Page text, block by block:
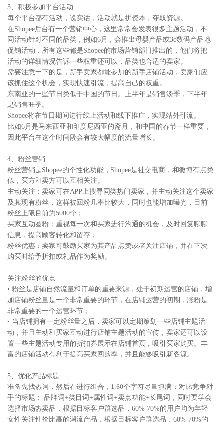
3、积极参加平台活动
每个平台都有活动，说实话，活动就是拼资本，夺取资源。
在Shopee后台有一个营销中心，这里常常会发表很多主题活动，不
同活动针对不同的品类，例如6月，会推出母婴产品或3c数码产品地
促销活动，所有这些都是Shopee的市场营销部门推出的，他们将把
活动的详细情况告诉一些权重还可以，品类也合适的卖家。
需要注意一下的是，新手卖家都能参加的新手店铺活动，卖家们应
该抓住这个机会，实现快速引流，提高自己的权重。
东南亚的一些节日类似于中国的节日。上半年是销售淡季，下半年
是销售旺季。
Shopee将在节日期间进行线上活动和线下推广，实现站外引流。
比如6月是马来西亚和印度尼西亚的斋月，和中国的春节一样重要，
因此平台在这个时间段会有较大幅度的流量增长。
4、粉丝营销
粉丝营销是Shopee的个性化功能，Shopee是社交电商，和微博有点类
似，买方和卖方可以互相关注。
主动关注：卖家可在APP上搜寻同类热门卖家，并主动关注这个卖家
及其现有粉丝，这样被回粉几率比较大，同时也能增加曝光，目前
粉丝上限目前为5000个；
买家互动圈粉：重视每一次和买家进行沟通的机会，及时回复聊聊
信息，提高顾客转化和留存；
粉丝优惠：卖家可鼓励买家为其产品点赞或者关注店铺，并在下次
购买时给予折扣或礼品作为奖励。
关注粉丝的优点
• 粉丝是店铺自然流量和订单的重要来源，处于初期运营的店铺，增
加店铺粉丝量是一个非常重要的环节，在店铺运营的初期，涨粉是
非常重要的一个运营环节；
• 当店铺拥有一定粉丝量之后，卖家可以定期策划一些店铺主题活
动，并且主动和买家互动进行店铺主题活动的宣传，卖家还可以设
置一些主题活动专用的折扣券展示在店铺首页，吸引买家购买。丰
富的店铺活动有利于提高买家回购率，并且能够吸引新客源。
5、优化产品标题
准备先找热词，然后在进行组合，1.60个字符尽量填满；对比竞争对
手的标题； 品牌词+类目词+属性词+卖点功能+长尾词，同时要学会
选择市场热卖品，根据目标客户群选品，60%-70%的用户均为年轻
女性关注性价比高的潮流产品，根据目标客户群选品，60%-70%的